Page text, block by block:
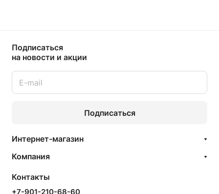
Подписаться
на новости и акции
Подписаться
Интернет-магазин
Компания
Контакты
+7-901-210-68-60